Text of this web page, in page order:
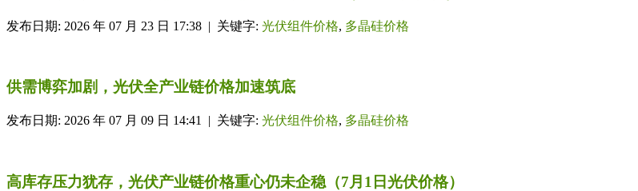
发布日期: 2026 年 07 月 23 日 17:38 | 关键字: 光伏组件价格, 多晶硅价格
供需博弈加剧，光伏全产业链价格加速筑底
发布日期: 2026 年 07 月 09 日 14:41 | 关键字: 光伏组件价格, 多晶硅价格
高库存压力犹存，光伏产业链价格重心仍未企稳（7月1日光伏价格）